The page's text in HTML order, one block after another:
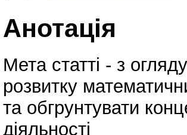
Анотація
Мета статті - з
розвитку
та обгрунтувати
діяльності